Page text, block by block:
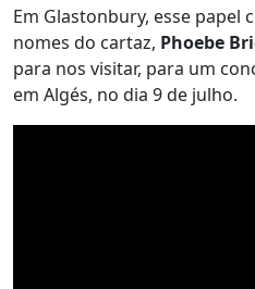
Em Glastonbury, esse papel
nomes do cartaz, Phoebe
para nos visitar, para um
em Algés, no dia 9 de julho.